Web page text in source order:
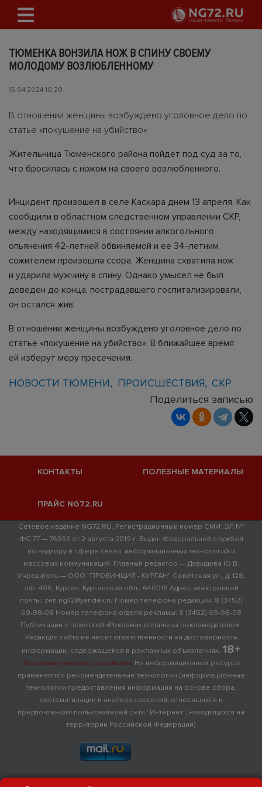
ТЮМЕНКА ВОНЗИЛА НОЖ В СПИНУ СВОЕМУ
МОЛОДОМУ ВОЗЛЮБЛЕННОМУ
15.04.2024 10:20
В отношении женщины возбуждено уголовное дело по
статье «покушение на убийство»
Жительница Тюменского района пойдет под суд за то,
что бросилась с ножом на своего возлюбленного.
Инцидент произошел в селе Каскара днем 13 апреля. Как
сообщили в областном следственном управлении СКР,
между находящимися в состоянии алкогольного
опьянения 42-летней обвиняемой и ее 34-летним
сожителем произошла ссора. Женщина схватила нож
и ударила мужчину в спину. Однако умысел не был
доведен до конца, пострадавшего госпитализировали,
он остался жив.
В отношении женщины возбуждено уголовное дело по
статье «покушение на убийство». В ближайшее время
ей изберут меру пресечения.
НОВОСТИ ТЮМЕНИ ПРОИСШЕСТВИЯ СКР
Поделиться записью
КОНТАКТЫ ПОЛЕЗНЫЕ МАТЕРИАЛЫ
ПРАЙС NG72.RU
Сетевое издание NG72.RU. Регистрационный номер СМИ: ЭЛ №
ФС 77 — 76393 от 2 августа 2019 г. Выдан Федеральной службой
по надзору в сфере связи, информационных технологий и
массовых коммуникаций. Главный редактор — Давыдова Ю.В.
Учредитель — ООО "ПРОВИНЦИЯ - КУРГАН" Советская ул., д. 128,
оф. 406, Курган, Курганская обл., 640018 Адрес электронной
почты: zen.ng72@yandex.ru Номер телефона редакции: 8 (3452)
69-98-08 Номер телефона отдела рекламы: 8 (3452) 69-98-08
Публикации с пометкой «Реклама» оплачены рекламодателем.
Редакция сайта не несет ответственности за достоверность
информации, содержащейся в рекламных объявлениях. 18+
Пользовательское соглашение На информационном ресурсе
применяются рекомендательные технологии (информационные
технологии предоставления информации на основе сбора,
систематизации и анализа сведений, относящихся к
предпочтениям пользователей сети "Интернет", находящихся на
территории Российской Федерации)